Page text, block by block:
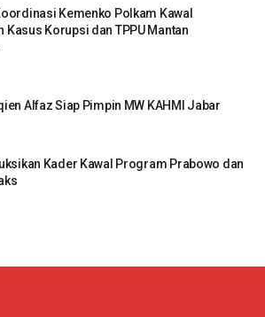
Kemenko Polkam Kawal
Kasus Korupsi dan TPPU Mantan
Alfaz Siap Pimpin MW KAHMI Jabar
Kader Kawal Program Prabowo dan